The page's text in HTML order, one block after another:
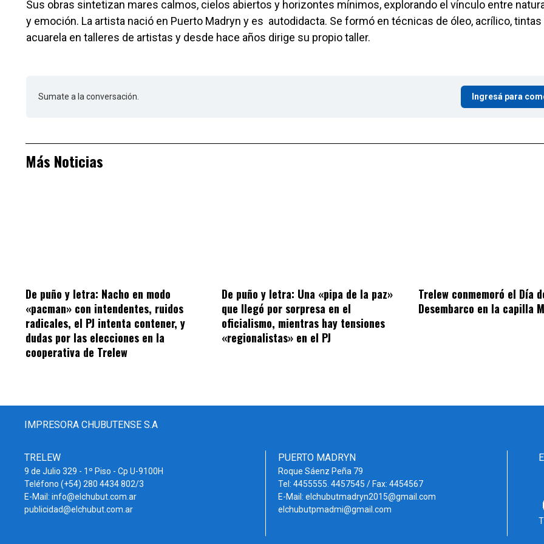
Sus obras sintetizan mares calmos, cielos abiertos y horizontes mínimos, explorando el vínculo entre
y emoción. La artista nació en Puerto Madryn y es autodidacta. Se formó en técnicas de óleo, acrílico, tintas
acuarela en talleres de artistas y desde hace años dirige su propio taller.
Sumate a la conversación. Ingresá para
Más Noticias
De puño y letra: Nacho en modo
«pacman» con intendentes, ruidos
radicales, el PJ intenta contener, y
dudas por las elecciones en la
cooperativa de Trelew
De puño y letra: Una «pipa de la paz»
que llegó por sorpresa en el
oficialismo, mientras hay tensiones
«regionalistas» en el PJ
Trelew conmemoró el Día
Desembarco en la capilla
IMPRESORA CHUBUTENSE S.A
TRELEW
9 de Julio 329 - 1º Piso - Cp U-9100H
Teléfono (+54) 280 4434 802/3
E-Mail: info@elchubut.com.ar
publicidad@elchubut.com.ar
PUERTO MADRYN
Roque Sáenz Peña 79
Tel: 4455555. 4457545 / Fax: 4454567
E-Mail: elchubutmadryn2015@gmail.com
elchubutpmadmi@gmail.com